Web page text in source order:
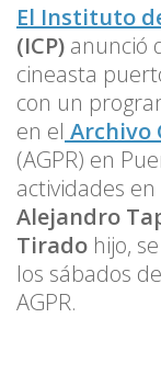
El Instituto
(ICP) anunció
cineasta
con un
en el Archivo
(AGPR) en
actividades
Alejandro
Tirado hijo,
los sábados
AGPR.